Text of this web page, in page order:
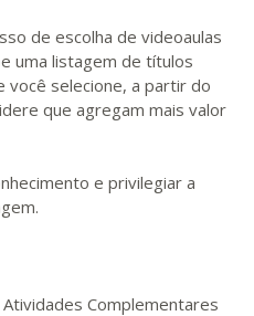
de escolha de videoaulas
uma listagem de títulos
você selecione, a partir do
que agregam mais valor
e privilegiar a
Complementares